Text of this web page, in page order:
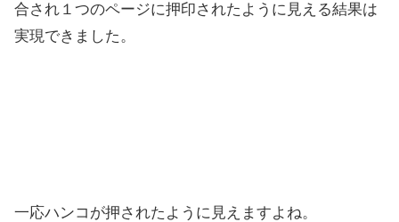
合され１つのページに押印されたように見える結果は
実現できました。
一応ハンコが押されたように見えますよね。